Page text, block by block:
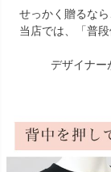
せっかく贈るな
当店では、「普
デザイナー